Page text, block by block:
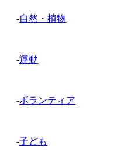
-自然・植物
-運動
-ボランティア
-子ども